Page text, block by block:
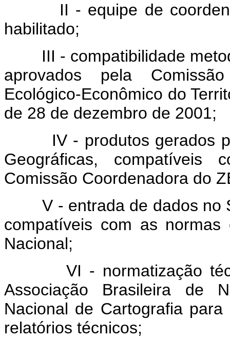
II - equipe de
habilitado;
III - compatibilidade
aprovados pela
Ecológico-Econômico do
de 28 de dezembro de 2001;
IV - produtos gerados
Geográficas, compatíveis
Comissão Coordenadora do
V - entrada de dados no
compatíveis com as
Nacional;
VI - normatização
Associação Brasileira de
Nacional de Cartografia
relatórios técnicos;